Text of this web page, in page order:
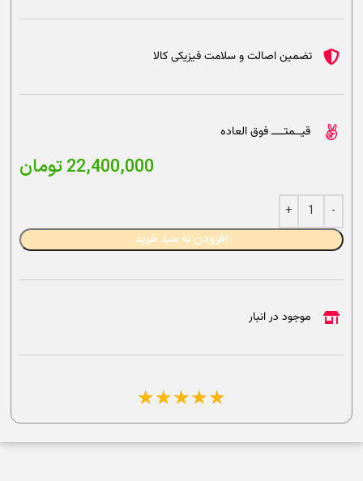
تضمین اصالت و سلامت فیزیکی کالا
قیــمتــــ فوق العاده
22,400,000تومان
افزودن به سبد خرید
موجود در انبار
☆
☆
☆
☆
☆